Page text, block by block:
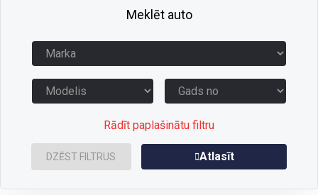
Meklēt auto
Rādīt paplašinātu filtru
DZĒST FILTRUS Atlasīt